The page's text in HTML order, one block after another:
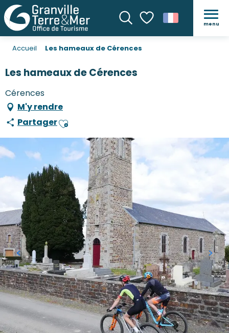
Recherche
Voir les favoris
menu
Accueil Les hameaux de Cérences
Les hameaux de Cérences
Cérences
M'y rendre
PartagerAjouter aux favoris